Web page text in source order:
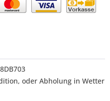
oder Abholung in Wetter